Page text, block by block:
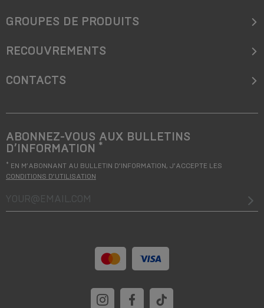
GROUPES DE PRODUITS
RECOUVREMENTS
CONTACTS
ABONNEZ-VOUS AUX BULLETINS
D’INFORMATION *
* EN M’ABONNANT AU BULLETIN D’INFORMATION, J’ACCEPTE LES
CONDITIONS D’UTILISATION
your@email.com